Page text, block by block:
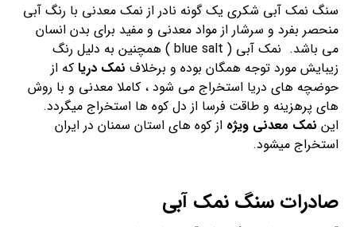
سنگ نمک آبی شکری یک گونه نادر از نمک معدنی با رنگ آبی
منحصر بفرد و سرشار از مواد معدنی و مفید برای بدن انسان
می باشد. نمک آبی ( blue salt ) همچنین به دلیل رنگ
زیبایش مورد توجه همگان بوده و برخلاف نمک دریا که از
حوضچه های دریا استخراج می شود ، کاملا معدنی و با روش
های پرهزینه و طاقت فرسا از دل کوه ها استخراج میگردد.
این نمک معدنی ویژه از کوه های استان سمنان در ایران
استخراج میشود.
صادرات سنگ نمک آبی